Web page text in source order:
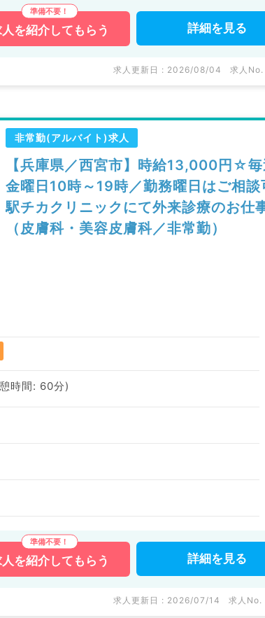
を紹介してもらう 詳細を 見る
求人更新日 : 2026/08/04 求人
非常勤(アルバイト)求人
【兵庫県／西宮市】時給13,000円☆毎
金曜日10時～19時／勤務曜日はご相
駅チカクリニックにて外来診療のお仕
（皮膚科・美容皮膚科／非常勤）
時間: 60分)
を紹介してもらう 詳細を 見る
求人更新日 : 2026/07/14 求人